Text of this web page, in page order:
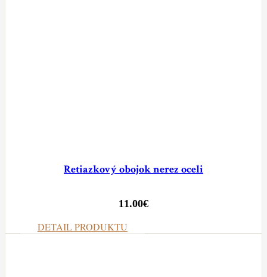
Retiazkový obojok nerez oceli
11.00€
DETAIL PRODUKTU